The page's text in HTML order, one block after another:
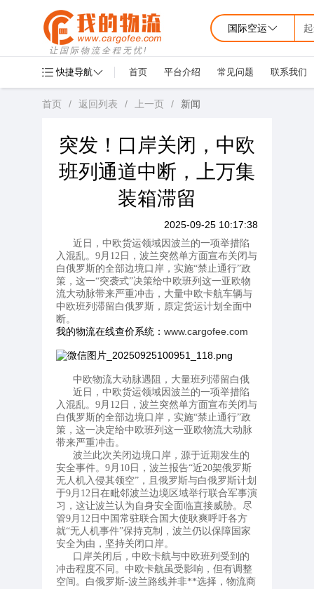
让国际物流全程无忧!
国际空运
快捷导航 首页 平台介绍 常见问题 联系我们
首页 / 返回列表 / 上一页 / 新闻
突发！口岸关闭，中欧
班列通道中断，上万集
装箱滞留
2025-09-25 10:17:38
近日，中欧货运领域因波兰的一项举措陷
入混乱。9月12日，波兰突然单方面宣布关闭与
白俄罗斯的全部边境口岸，实施“禁止通行”政
策，这一“突袭式”决策给中欧班列这一亚欧物
流大动脉带来严重冲击，大量中欧卡航车辆与
中欧班列滞留白俄罗斯，原定货运计划全面中
断。
我的物流在线查价系统： www.cargofee.com
中欧物流大动脉遇阻，大量班列滞留白俄
近日，中欧货运领域因波兰的一项举措陷
入混乱。9月12日，波兰突然单方面宣布关闭与
白俄罗斯的全部边境口岸，实施“禁止通行”政
策，这一决定给中欧班列这一亚欧物流大动脉
带来严重冲击。
波兰此次关闭边境口岸，源于近期发生的
安全事件。9月10日，波兰报告“近20架俄罗斯
无人机入侵其领空”，且俄罗斯与白俄罗斯计划
于9月12日在毗邻波兰边境区域举行联合军事演
习，这让波兰认为自身安全面临直接威胁。尽
管9月12日中国常驻联合国大使耿爽呼吁各方
就“无人机事件”保持克制，波兰仍以保障国家
安全为由，坚持关闭口岸。
口岸关闭后，中欧卡航与中欧班列受到的
冲击程度不同。中欧卡航虽受影响，但有调整
空间。白俄罗斯-波兰路线并非**选择，物流商